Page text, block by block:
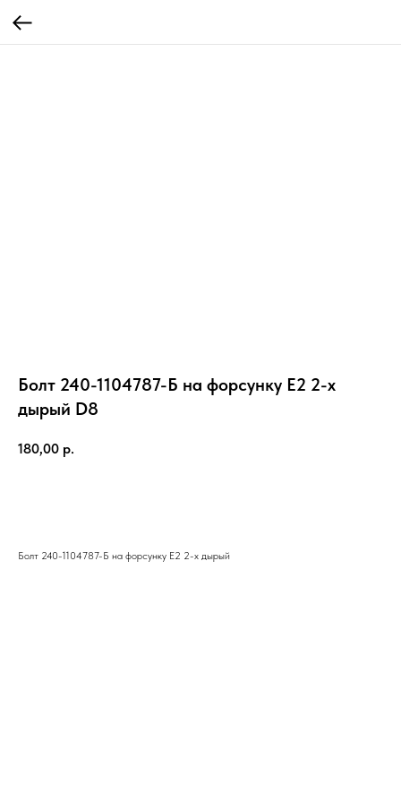
Болт 240-1104787-Б на форсунку Е2 2-х
дырый D8
180,00 р.
Болт 240-1104787-Б на форсунку Е2 2-х дырый